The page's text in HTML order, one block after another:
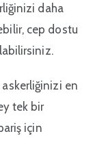
daha
cep dostu
en
tek bir
için